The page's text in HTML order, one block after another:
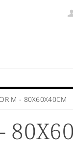
M - 80X60X40CM